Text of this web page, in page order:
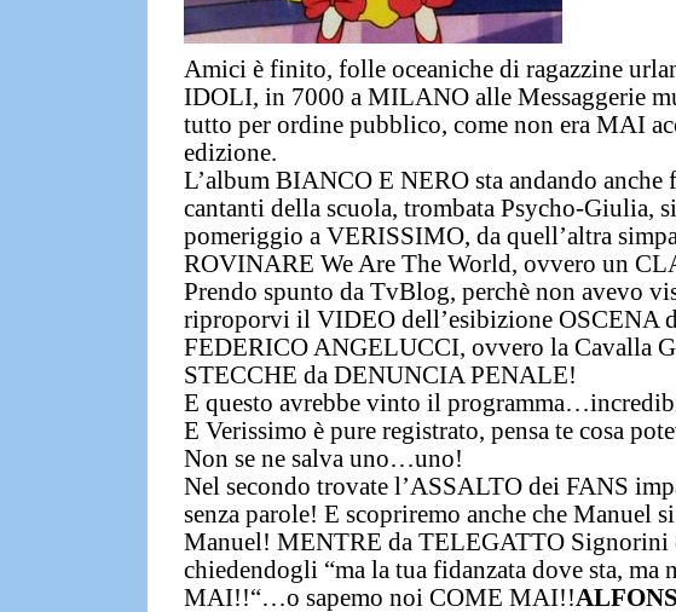
Amici è finito, folle oceaniche di ragazzine
IDOLI, in 7000 a MILANO alle Messaggerie
tutto per ordine pubblico, come non era MAI
edizione.
L’album BIANCO E NERO sta andando anche
cantanti della scuola, trombata Psycho-Giulia,
pomeriggio a VERISSIMO, da quell’altra
ROVINARE We Are The World, ovvero un
Prendo spunto da TvBlog, perchè non avevo
riproporvi il VIDEO dell’esibizione OSCENA
FEDERICO ANGELUCCI, ovvero la Cavalla
STECCHE da DENUNCIA PENALE!
E questo avrebbe vinto il programma…
E Verissimo è pure registrato, pensa te cosa
Non se ne salva uno…uno!
Nel secondo trovate l’ASSALTO dei FANS
senza parole! E scopriremo anche che Manuel
Manuel! MENTRE da TELEGATTO Signorini
chiedendogli “ma la tua fidanzata dove sta, ma
MAI!!“…o sapemo noi COME MAI!!